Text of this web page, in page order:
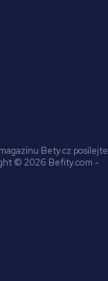
Bety.cz posílejte
© 2026 Befity.com -